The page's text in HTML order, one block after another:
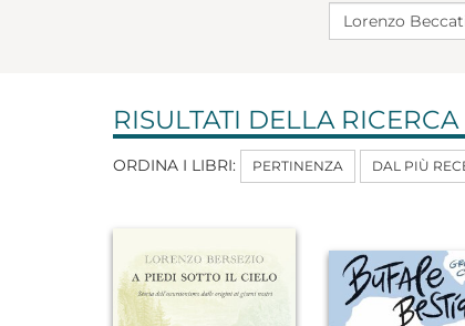
RISULTATI DELLA
ORDINA I LIBRI: PERTINENZA DAL PIÙ